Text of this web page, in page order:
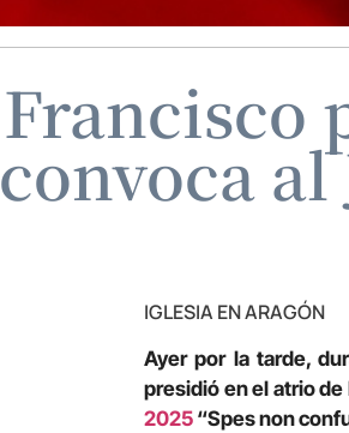
Francisco
convoca
IGLESIA EN ARAGÓN
Ayer por la tarde,
presidió en el atrio de
2025 “Spes non